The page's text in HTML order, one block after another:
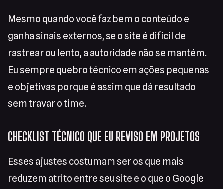
Mesmo quando você faz bem o conteúdo e
ganha sinais externos, se o site é difícil de
rastrear ou lento, a autoridade não se mantém.
Eu sempre quebro técnico em ações pequenas
e objetivas porque é assim que dá resultado
sem travar o time.
CHECKLIST TÉCNICO QUE EU REVISO EM PROJETOS
Esses ajustes costumam ser os que mais
reduzem atrito entre seu site e o que o Google